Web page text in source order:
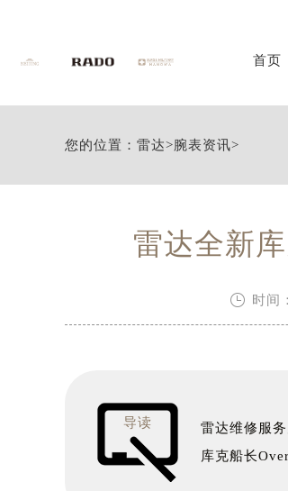
首页
您的位置： 雷达>腕表资讯>
雷达全新
 时间
导读
雷达维修服
库克船长